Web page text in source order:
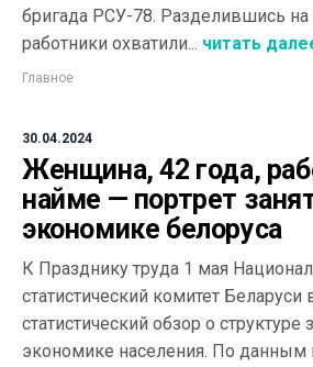
бригада РСУ-78. Разделившись на
работники охватили... читать
Главное
30.04.2024
Женщина, 42 года,
найме — портрет
экономике белоруса
К Празднику труда 1 мая
статистический комитет Беларуси
статистический обзор о структуре
экономике населения. По данным